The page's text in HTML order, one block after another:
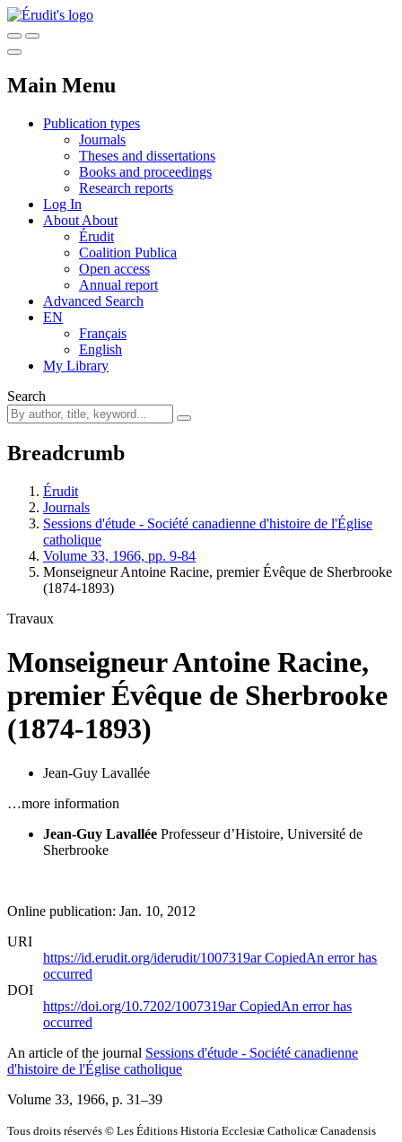
Main Menu
Publication types
Journals
Theses and dissertations
Books and proceedings
Research reports
Log In
About About
Érudit
Coalition Publica
Open access
Annual report
Advanced Search
EN
Français
English
My Library
Search
Breadcrumb
Érudit
Journals
Sessions d'étude - Société canadienne d'histoire de l'Église
catholique
Volume 33, 1966, pp. 9-84
Monseigneur Antoine Racine, premier Évêque de Sherbrooke
(1874-1893)
Travaux
Monseigneur Antoine Racine,
premier Évêque de Sherbrooke
(1874-1893)
Jean-Guy Lavallée
…more information
Jean-Guy Lavallée Professeur d’Histoire, Université de
Sherbrooke
Online publication: Jan. 10, 2012
URI
https://id.erudit.org/iderudit/1007319arCopiedAn error has
occurred
DOI
https://doi.org/10.7202/1007319arCopiedAn error has
occurred
An article of the journal Sessions d'étude - Société canadienne
d'histoire de l'Église catholique
Volume 33, 1966, p. 31–39
Tous droits réservés © Les Éditions Historia Ecclesiæ Catholicæ Canadensis